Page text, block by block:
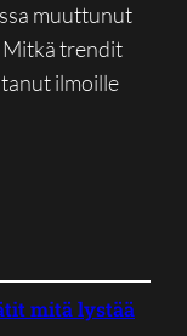
muuttunut
Mitkä trendit
ilmoille
mitä lystää